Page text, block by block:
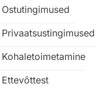
Ostutingimused
Privaatsustingimused
Kohaletoimetamine
Ettevõttest